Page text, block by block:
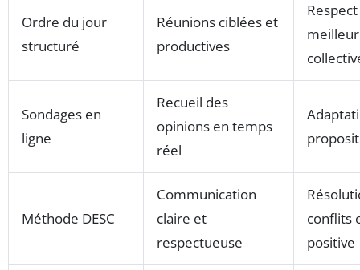
Ordre du jour
structuré
Réunions ciblées et
productives
Sondages en
ligne
Recueil des
opinions en temps
réel
Méthode DESC
Communication
claire et
respectueuse
conflits
positive